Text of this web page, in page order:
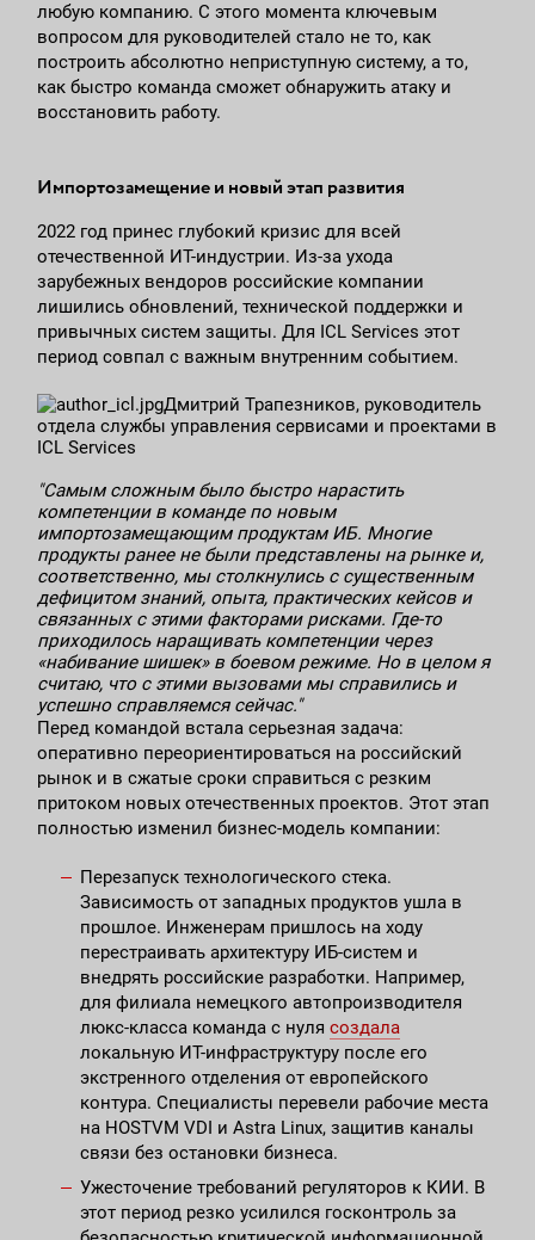
любую компанию. С этого момента ключевым
вопросом для руководителей стало не то, как
построить абсолютно неприступную систему, а то,
как быстро команда сможет обнаружить атаку и
восстановить работу.
Импортозамещение и новый этап развития
2022 год принес глубокий кризис для всей
отечественной ИТ-индустрии. Из-за ухода
зарубежных вендоров российские компании
лишились обновлений, технической поддержки и
привычных систем защиты. Для ICL Services этот
период совпал с важным внутренним событием.
Дмитрий Трапезников, руководитель
отдела службы управления сервисами и проектами в
ICL Services
"Самым сложным было быстро нарастить
компетенции в команде по новым
импортозамещающим продуктам ИБ. Многие
продукты ранее не были представлены на рынке и,
соответственно, мы столкнулись с существенным
дефицитом знаний, опыта, практических кейсов и
связанных с этими факторами рисками. Где-то
приходилось наращивать компетенции через
«набивание шишек» в боевом режиме. Но в целом я
считаю, что с этими вызовами мы справились и
успешно справляемся сейчас."
Перед командой встала серьезная задача:
оперативно переориентироваться на российский
рынок и в сжатые сроки справиться с резким
притоком новых отечественных проектов. Этот этап
полностью изменил бизнес-модель компании:
Перезапуск технологического стека.
Зависимость от западных продуктов ушла в
прошлое. Инженерам пришлось на ходу
перестраивать архитектуру ИБ-систем и
внедрять российские разработки. Например,
для филиала немецкого автопроизводителя
люкс-класса команда с нулясоздала
локальную ИТ-инфраструктуру после его
экстренного отделения от европейского
контура. Специалисты перевели рабочие места
на HOSTVM VDI и Astra Linux, защитив каналы
связи без остановки бизнеса.
Ужесточение требований регуляторов к КИИ. В
этот период резко усилился госконтроль за